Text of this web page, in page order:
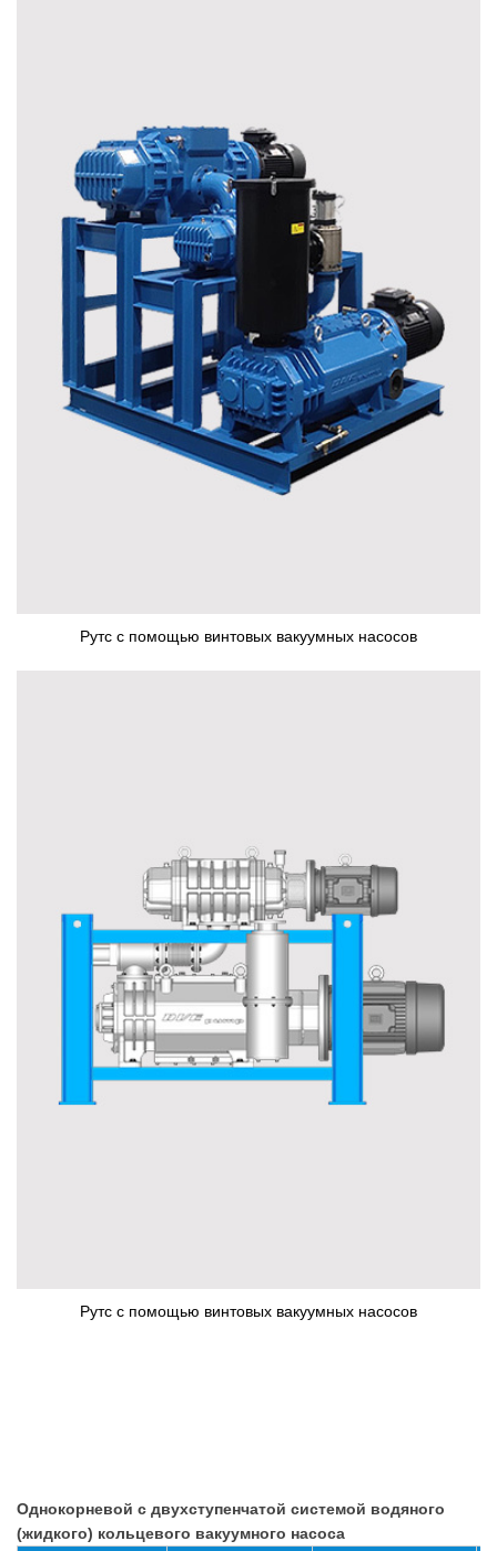
Рутс с помощью винтовых вакуумных насосов
Рутс с помощью винтовых вакуумных насосов
Однокорневой с двухступенчатой ​​системой водяного
(жидкого) кольцевого вакуумного насоса